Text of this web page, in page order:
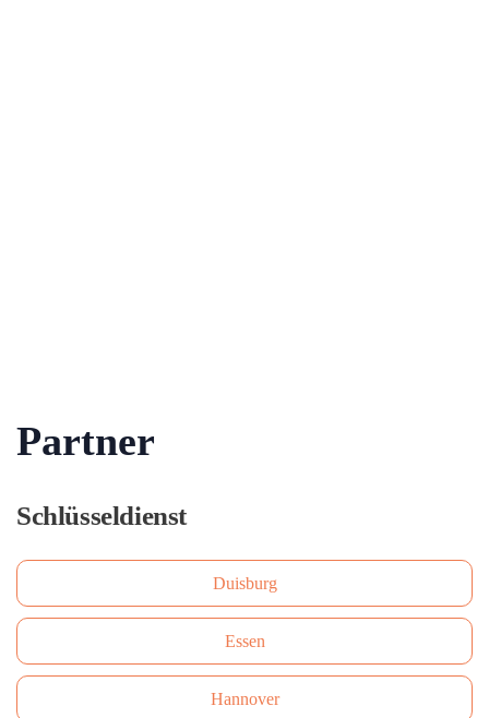
Partner
Schlüsseldienst
Duisburg
Essen
Hannover